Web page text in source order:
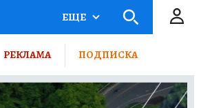
ЕЩЕ
РЕКЛАМА ПОДПИСКА